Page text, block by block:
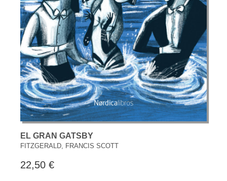
EL GRAN GATSBY
FITZGERALD, FRANCIS SCOTT
22,50 €